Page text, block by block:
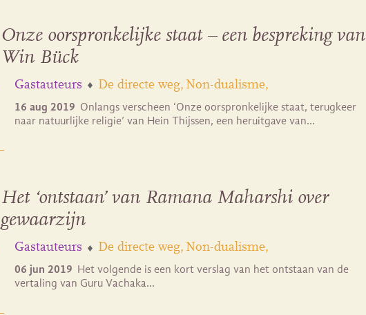
Onze oorspronkelijke staat – een bespreking van
Win Bück
Gastauteurs De directe weg Non-dualisme
16 aug 2019 Onlangs verscheen ‘Onze oorspronkelijke staat, terugkeer
naar natuurlijke religie’ van Hein Thijssen, een heruitgave van…
Het ‘ontstaan’ van Ramana Maharshi over
gewaarzijn
Gastauteurs De directe weg Non-dualisme
06 jun 2019 Het volgende is een kort verslag van het ontstaan van de
vertaling van Guru Vachaka…